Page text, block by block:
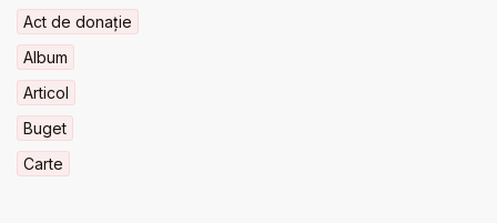
Act de donație
Album
Articol
Buget
Carte